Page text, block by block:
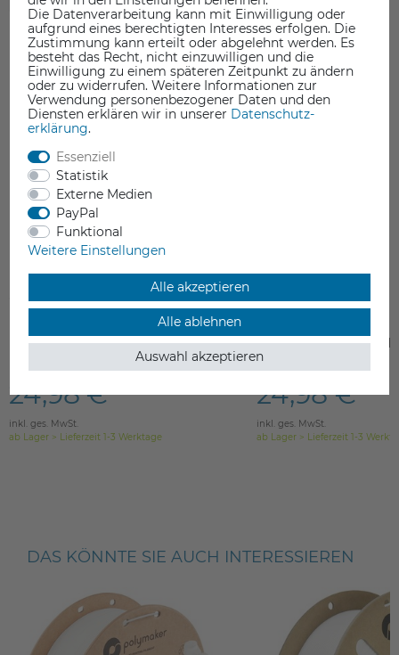
Micro Swiss FlowTech™ - CHT High
24,98 €
inkl. ges. MwSt.
ab Lager > Lieferzeit 1-3 Werktage
Micro Swiss
Nozzles
24,98 €
inkl. ges. MwSt.
ab Lager > Lieferzeit 1-3
DAS KÖNNTE SIE AUCH INTERESSIEREN
Die Datenverarbeitung kann mit Einwilligung oder
aufgrund eines berechtigten Interesses erfolgen. Die
Zustimmung kann erteilt oder abgelehnt werden. Es
besteht das Recht, nicht einzuwilligen und die
Einwilligung zu einem späteren Zeitpunkt zu ändern
oder zu widerrufen. Weitere Informationen zur
Verwendung personenbezogener Daten und den
Diensten erklären wir in unserer Daten­schutz­
erklärung.
Essenziell
Statistik
Externe Medien
PayPal
Funktional
Weitere Einstellungen
Alle akzeptieren
Alle ablehnen
Auswahl akzeptieren